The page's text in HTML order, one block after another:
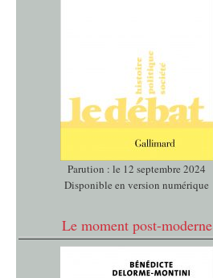
Parution : le 12 septembre 2024
Disponible en version numérique
Le moment post-moderne